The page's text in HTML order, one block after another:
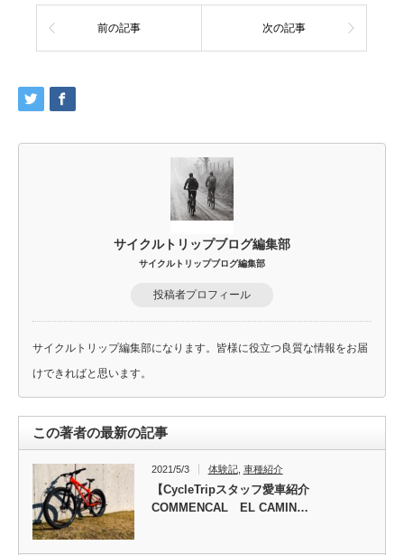
前の記事 次の記事
サイクルトリップブログ編集部
サイクルトリップブログ編集部
投稿者プロフィール
サイクルトリップ編集部になります。皆様に役立つ良質な情報をお届
けできればと思います。
この著者の最新の記事
2021/5/3 体験記, 車種紹介
【CycleTripスタッフ愛車紹介
COMMENCAL EL CAMIN…